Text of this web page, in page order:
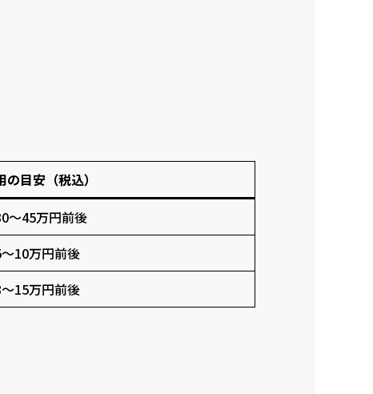
の目安（税込）
〜45万円前後
10万円前後
15万円前後